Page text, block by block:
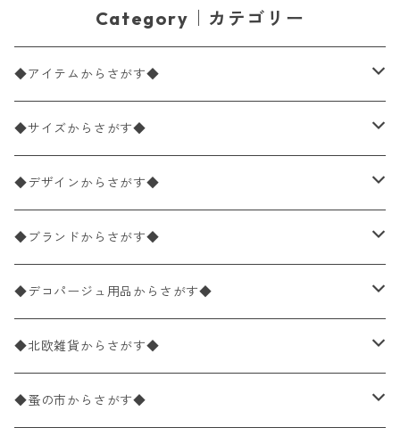
Category｜カテゴリー
◆アイテムからさがす◆
ペーパーナプキン2枚バラ売り
ペーパーナプキン1枚バラ売り
ペーパーナプキン20枚入りパック
ペーパーナプキン10枚入りパック
ライスペーパー
ペーパーリネンナプキン
◆サイズからさがす◆
33×33cm（ランチサイズ）
バラ売り
パック売り
25×25cm（カクテルサイズ）
バラ売り
パック売り
40×40cm（ディナーサイズ）
バラ売り
パック売り
21×21cm（ポケットサイズ）
バラ売り
33cm（ラウンド）
◆デザインからさがす◆
花柄
植物・グリーン柄
動物・鳥・昆虫・蝶柄
海・魚柄
◆ブランドからさがす◆
ドイツ製 IHR/イア
ランチサイズ
カクテルサイズ
ドイツ製 Ambiente/アンビエンテ
ランチサイズ
ドイツ製 Paperproducts Design
◆デコパージュ用品からさがす◆
デコパージュ液
デコパージュ下地
◆北欧雑貨からさがす◆
シリコンモールド
◆蚤の市からさがす◆